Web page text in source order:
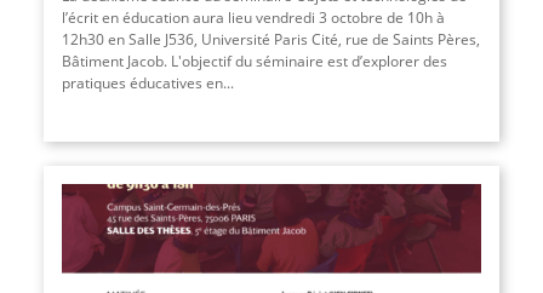
l’écrit en éducation aura lieu vendredi 3 octobre de 10h à
12h30 en Salle J536, Université Paris Cité, rue de Saints Pères,
Bâtiment Jacob. L'objectif du séminaire est d’explorer des
pratiques éducatives en...